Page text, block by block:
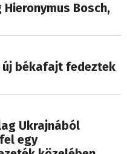
Bosch,
új békafajt fedeztek
Ukrajnából
egy